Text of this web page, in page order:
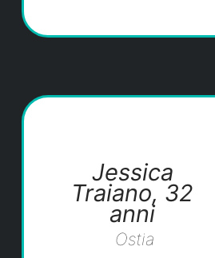
Jessica
Traiano, 32
anni
Ostia